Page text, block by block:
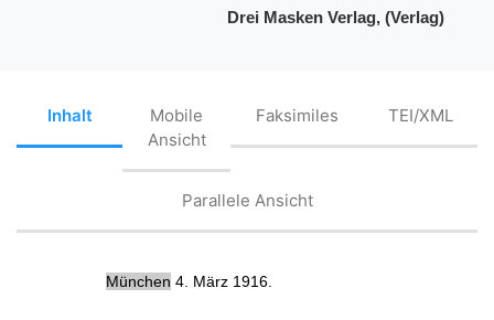
Drei Masken Verlag, (Verlag)
Inhalt
Mobile
Ansicht
Faksimiles TEI/XML
Parallele Ansicht
München 4. März 1916.